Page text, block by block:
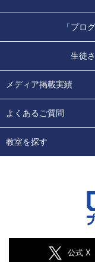
公式 X
「プロ
生徒
メディア掲載実績
よくあるご質問
教室を探す